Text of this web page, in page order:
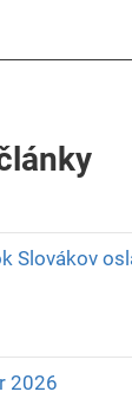
Slovákov
2026